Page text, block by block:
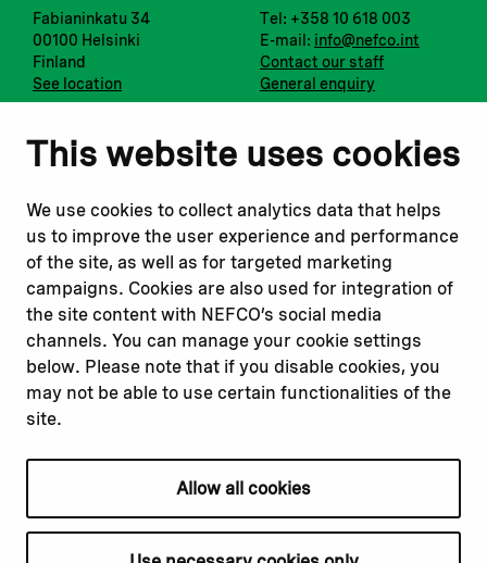
This website uses cookies
We use cookies to collect analytics data that helps
us to improve the user experience and performance
of the site, as well as for targeted marketing
campaigns. Cookies are also used for integration of
the site content with NEFCO’s social media
channels. You can manage your cookie settings
below. Please note that if you disable cookies, you
may not be able to use certain functionalities of the
site.
Allow all cookies
Fabianinkatu 34
00100 Helsinki
Finland
See location
Tel: +358 10 618 003
E-mail: info@nefco.int
Contact our staff
General enquiry
Notify us
Report a concern
Submit a complaint
Instagram
Youtube
Read about
Our financing
Our projects
Our impact
Our workplace
Related websites
Nopef
BGFA
MCFA
Privacy policy